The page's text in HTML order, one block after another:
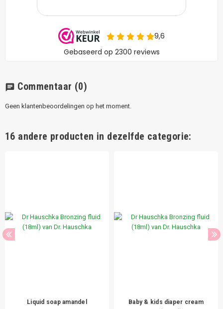
chat Commentaar (0)
Geen klantenbeoordelingen op het moment.
16 andere producten in dezelfde categorie:
Liquid soap amandel
Baby & kids diaper cream